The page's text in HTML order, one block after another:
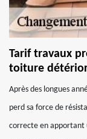
Tarif travaux
toiture
Après des longues
perd sa force de
correcte en apportant